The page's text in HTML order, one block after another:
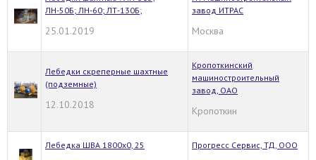
ЛН-50Б; ЛН-60; ЛТ-130Б;
25.01.2019
завод ИТРАС
Москва
Лебедки скреперные шахтные
(подземные)
12.10.2018
Кропоткинский
машиностроительный
завод, ОАО
Кропоткин
Лебедка ШВА 1800х0, 25 Прогресс Сервис, ТД, ООО